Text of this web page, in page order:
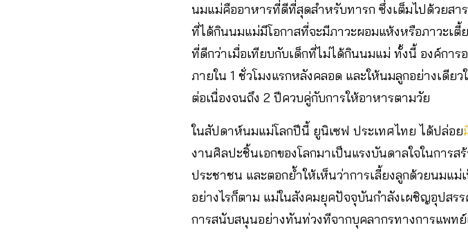
นมแม่คืออาหารที่ดีที่สุดสำหรับทารก ซึ่งเต็มไปด้วยสา
ที่ได้กินนมแม่มีโอกาสที่จะมีภาวะผอมแห้งหรือภาวะเ
ที่ดีกว่าเมื่อเทียบกับเด็กที่ไม่ได้กินนมแม่ ทั้งนี้ องค์กา
ภายใน 1 ชั่วโมงแรกหลังคลอด และให้นมลูกอย่างเดี
ต่อเนื่องจนถึง 2 ปีควบคู่กับการให้อาหารตามวัย
ในสัปดาห์นมแม่โลกปีนี้ ยูนิเซฟ ประเทศไทย ได้ปล่อย
งานศิลปะชิ้นเอกของโลกมาเป็นแรงบันดาลใจในการ
ประชาชน และตอกย้ำให้เห็นว่าการเลี้ยงลูกด้วยนม
อย่างไรก็ตาม แม่ในสังคมยุคปัจจุบันกำลังเผชิญอุปสร
การสนับสนุนอย่างทันท่วงทีจากบุคลากรทางการแพท